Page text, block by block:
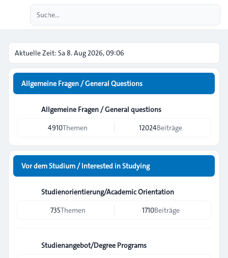
Aktuelle Zeit: Sa 8. Aug 2026, 09:06
Allgemeine Fragen / General Questions
Allgemeine Fragen / General questions
4910Themen 12024Beiträge
Vor dem Studium / Interested in Studying
Studienorientierung/Academic Orientation
735Themen 1710Beiträge
Studienangebot/Degree Programs